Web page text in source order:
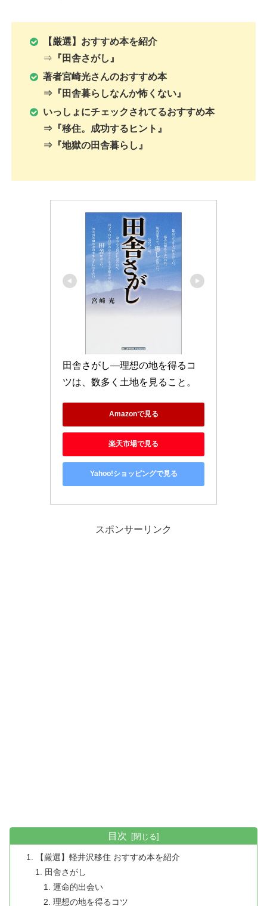
【厳選】おすすめ本を紹介
⇒ 『田舎さがし』
著者宮崎光さんのおすすめ本
⇒『田舎暮らしなんか怖くない』
いっしょにチェックされてるおすすめ本
⇒『移住。成功するヒント』
⇒『地獄の田舎暮らし』
田舎さがし―理想の地を得るコ
ツは、数多く土地を見ること。
Amazonで見る
楽天市場で見る
Yahoo!ショッピングで見る
スポンサーリンク
目次
【厳選】軽井沢移住 おすすめ本を紹介
田舎さがし
運命的出会い
理想の地を得るコツ